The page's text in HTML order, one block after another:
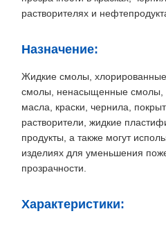
растворителях и
Назначение:
Жидкие смолы,
смолы, ненасыщенные смолы,
масла, краски, чернила,
растворители, жидкие
продукты, а также могут
изделиях для уменьшения
прозрачности.
Характеристики: